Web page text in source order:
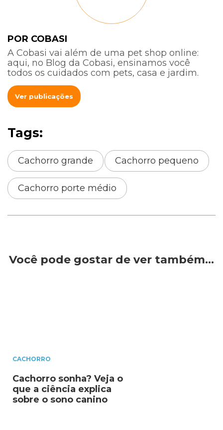
POR COBASI
A Cobasi vai além de uma pet shop online:
aqui, no Blog da Cobasi, ensinamos você
todos os cuidados com pets, casa e jardim.
Ver publicações
Tags:
Cachorro grande Cachorro pequeno
Cachorro porte médio
Você pode gostar de ver também…
CACHORRO
Cachorro sonha? Veja o
que a ciência explica
sobre o sono canino